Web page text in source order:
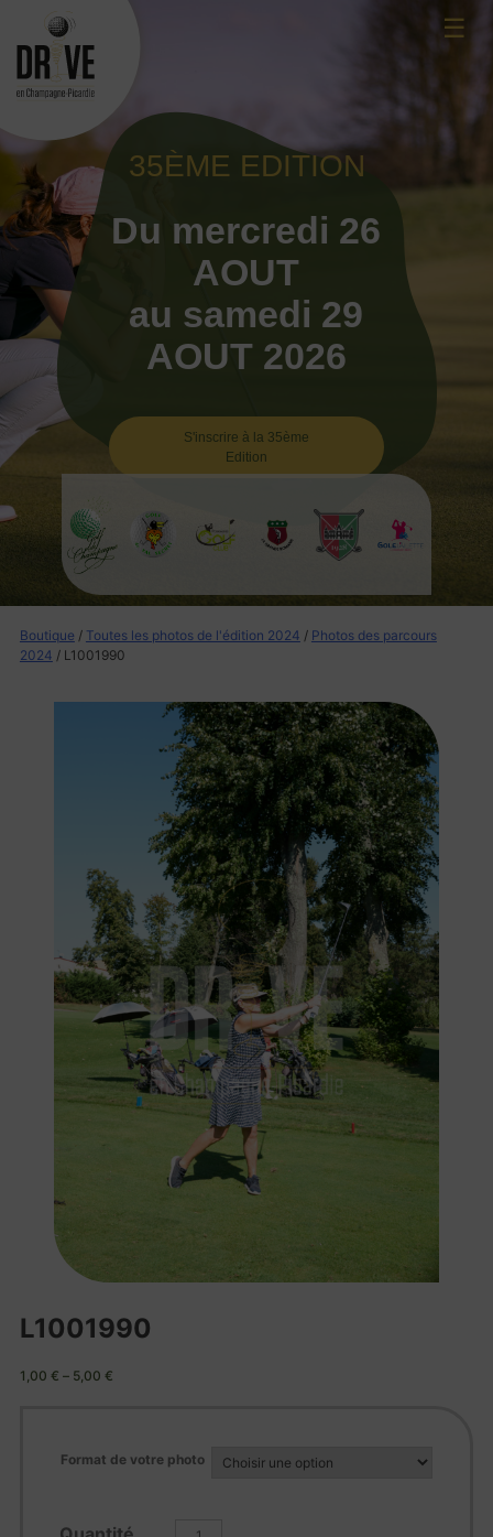
content
☰
35ÈME EDITION
Du mercredi 26
AOUT
au samedi 29
AOUT 2026
S'inscrire à la 35ème
Edition
Boutique / Toutes les photos de l'édition 2024 / Photos des parcours
2024 / L1001990
L1001990
1,00 € – 5,00 €
Format de votre photo
quantité